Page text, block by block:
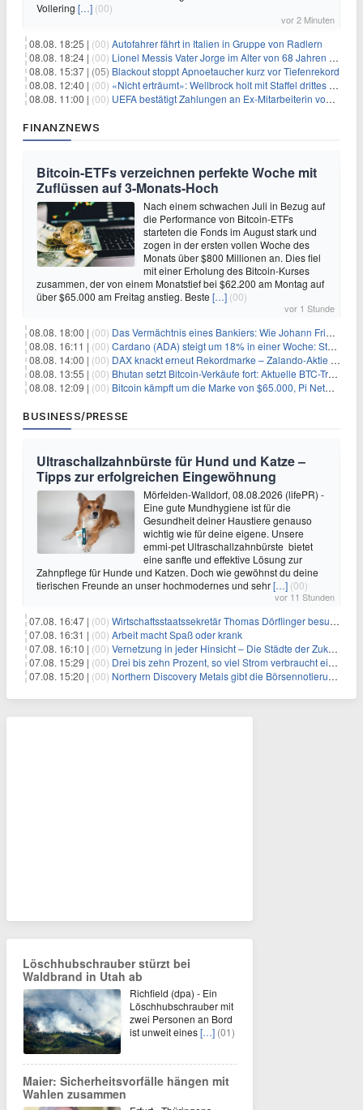
Vollering […] (00)
vor 2 Minuten
08.08. 18:25 | (00) Autofahrer fährt in Italien in Gruppe von Radlern
08.08. 18:24 | (00) Lionel Messis Vater Jorge im Alter von 68 Jahren gestorben
08.08. 15:37 | (05) Blackout stoppt Apnoetaucher kurz vor Tiefenrekord
08.08. 12:40 | (00) «Nicht erträumt»: Wellbrock holt mit Staffel drittes EM-Gold
08.08. 11:00 | (00) UEFA bestätigt Zahlungen an Ex-Mitarbeiterin von Infantino
FINANZNEWS
Bitcoin-ETFs verzeichnen perfekte Woche mit
Zuflüssen auf 3-Monats-Hoch
Nach einem schwachen Juli in Bezug auf
die Performance von Bitcoin-ETFs
starteten die Fonds im August stark und
zogen in der ersten vollen Woche des
Monats über $800 Millionen an. Dies fiel
mit einer Erholung des Bitcoin-Kurses
zusammen, der von einem Monatstief bei $62.200 am Montag auf
über $65.000 am Freitag anstieg. Beste […] (00)
vor 1 Stunde
08.08. 18:00 | (00) Das Vermächtnis eines Bankiers: Wie Johann Friedrich Städel sein Imperium unsterblich machte
08.08. 16:11 | (00) Cardano (ADA) steigt um 18% in einer Woche: Steht ein Kurs von $0,30 bevor?
08.08. 14:00 | (00) DAX knackt erneut Rekordmarke – Zalando-Aktie crasht nach Quartalszahlen
08.08. 13:55 | (00) Bhutan setzt Bitcoin-Verkäufe fort: Aktuelle BTC-Transaktionen
08.08. 12:09 | (00) Bitcoin kämpft um die Marke von $65.000, Pi Network gewinnt an Unterstützung
BUSINESS/PRESSE
Ultraschallzahnbürste für Hund und Katze –
Tipps zur erfolgreichen Eingewöhnung
Mörfelden-Walldorf, 08.08.2026 (lifePR) -
Eine gute Mundhygiene ist für die
Gesundheit deiner Haustiere genauso
wichtig wie für deine eigene. Unsere
emmi-pet Ultraschallzahnbürste bietet
eine sanfte und effektive Lösung zur
Zahnpflege für Hunde und Katzen. Doch wie gewöhnst du deine
tierischen Freunde an unser hochmodernes und sehr[…] (00)
vor 11 Stunden
07.08. 16:47 | (00) Wirtschaftsstaatssekretär Thomas Dörflinger besucht Handwerksbetrieb im Kammerbezirk Freiburg
07.08. 16:31 | (00) Arbeit macht Spaß oder krank
07.08. 16:10 | (00) Vernetzung in jeder Hinsicht – Die Städte der Zukunft sind grün-blau
07.08. 15:29 | (00) Drei bis zehn Prozent, so viel Strom verbraucht ein Aufzug im Gebäude
07.08. 15:20 | (00) Northern Discovery Metals gibt die Börsennotierung an der Frankfurter Wertpapierbörse bekannt
Löschhubschrauber stürzt bei
Waldbrand in Utah ab
Richfield (dpa) - Ein
Löschhubschrauber mit
zwei Personen an Bord
ist unweit eines[…] (01)
Maier: Sicherheitsvorfälle hängen mit
Wahlen zusammen